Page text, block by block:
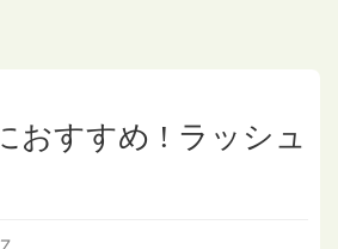
おすすめ ! ラッシュ